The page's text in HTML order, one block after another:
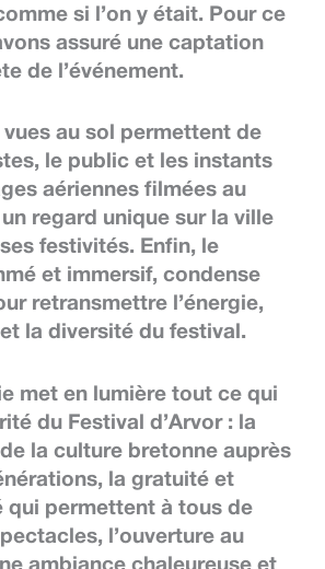
si l’on y était. Pour ce
assuré une captation
de l’événement.
vues au sol permettent de
le public et les instants
aériennes filmées au
regard unique sur la ville
festivités. Enfin, le
et immersif, condense
retransmettre l’énergie,
la diversité du festival.
met en lumière tout ce qui
du Festival d’Arvor : la
la culture bretonne auprès
la gratuité et
qui permettent à tous de
l’ouverture au